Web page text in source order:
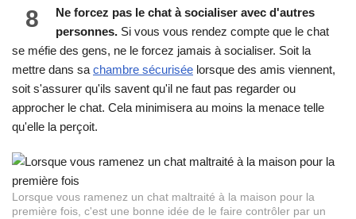
8
Ne forcez pas le chat à socialiser avec d'autres
personnes. Si vous vous rendez compte que le chat
se méfie des gens, ne le forcez jamais à socialiser. Soit la
mettre dans sachambre sécurisée lorsque des amis viennent,
soit s'assurer qu'ils savent qu'il ne faut pas regarder ou
approcher le chat. Cela minimisera au moins la menace telle
qu'elle la perçoit.
Lorsque vous ramenez un chat maltraité à la maison pour la
première fois, c'est une bonne idée de le faire contrôler par un